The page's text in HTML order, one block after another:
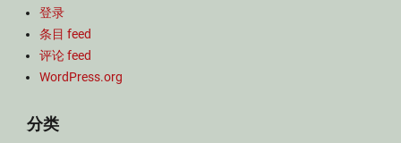
登录
条目 feed
评论 feed
WordPress.org
分类